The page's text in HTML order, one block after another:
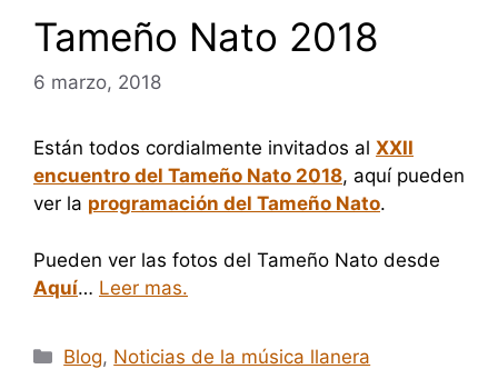
Tameño Nato 2018
6 marzo, 2018
Están todos cordialmente invitados al XXII
encuentro del Tameño Nato 2018, aquí pueden
ver la programación del Tameño Nato.
Pueden ver las fotos del Tameño Nato desde
Aquí… Leer mas.
Categorías
Blog, Noticias de la música llanera